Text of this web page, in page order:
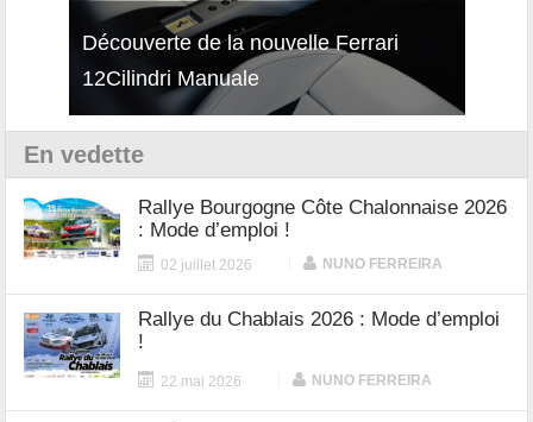
Découverte de la nouvelle Ferrari
12Cilindri Manuale
En vedette
Rallye Bourgogne Côte Chalonnaise 2026
: Mode d’emploi !
02 juillet 2026 NUNO FERREIRA
Rallye du Chablais 2026 : Mode d’emploi
!
22 mai 2026 NUNO FERREIRA